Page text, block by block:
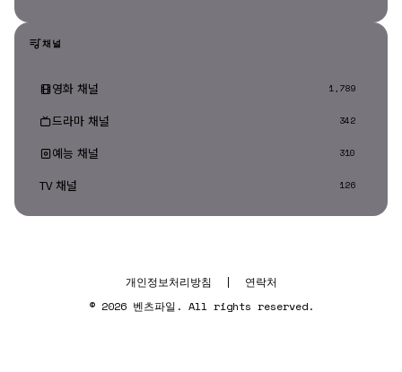
채널
영화 채널 1,789
드라마 채널 342
예능 채널 310
TV 채널 126
개인정보처리방침 |
연락처
© 2026 벤츠파일. All rights reserved.